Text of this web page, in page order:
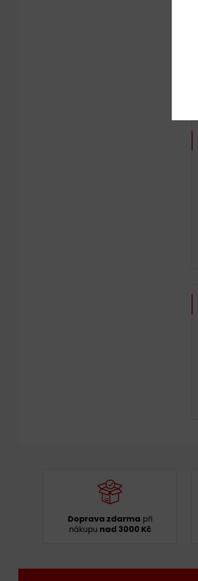
Doprava zdarma při
nákupu nad 3000 Kč